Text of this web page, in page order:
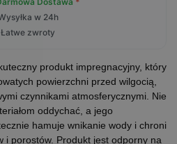
w 24h
Łatwe zwroty
produkt impregnacyjny, który
powierzchni przed wilgocią,
czynnikami atmosferycznymi. Nie
oddychać, a jego
hamuje wnikanie wody i chroni
i porostów. Produkt jest odporny na